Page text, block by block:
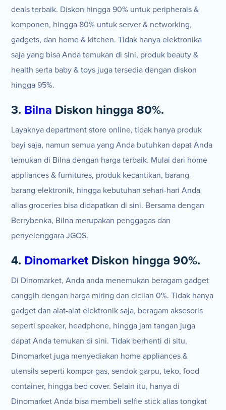
deals terbaik. Diskon hingga 90% untuk peripherals &
komponen, hingga 80% untuk server & networking,
gadgets, dan home & kitchen. Tidak hanya elektronika
saja yang bisa Anda temukan di sini, produk beauty &
health serta baby & toys juga tersedia dengan diskon
hingga 95%.
3. Bilna Diskon hingga 80%.
Layaknya department store online, tidak hanya produk
bayi saja, namun semua yang Anda butuhkan dapat Anda
temukan di Bilna dengan harga terbaik. Mulai dari home
appliances & furnitures, produk kecantikan, barang-
barang elektronik, hingga kebutuhan sehari-hari Anda
alias groceries bisa didapatkan di sini. Bersama dengan
Berrybenka, Bilna merupakan penggagas dan
penyelenggara JGOS.
4. Dinomarket Diskon hingga 90%.
Di Dinomarket, Anda anda menemukan beragam gadget
canggih dengan harga miring dan cicilan 0%. Tidak hanya
gadget dan alat-alat elektronik saja, beragam aksesoris
seperti speaker, headphone, hingga jam tangan juga
dapat Anda temukan di sini. Tidak berhenti di situ,
Dinomarket juga menyediakan home appliances &
utensils seperti kompor gas, sendok garpu, teko, food
container, hingga bed cover. Selain itu, hanya di
Dinomarket Anda bisa membeli selfie stick alias tongkat